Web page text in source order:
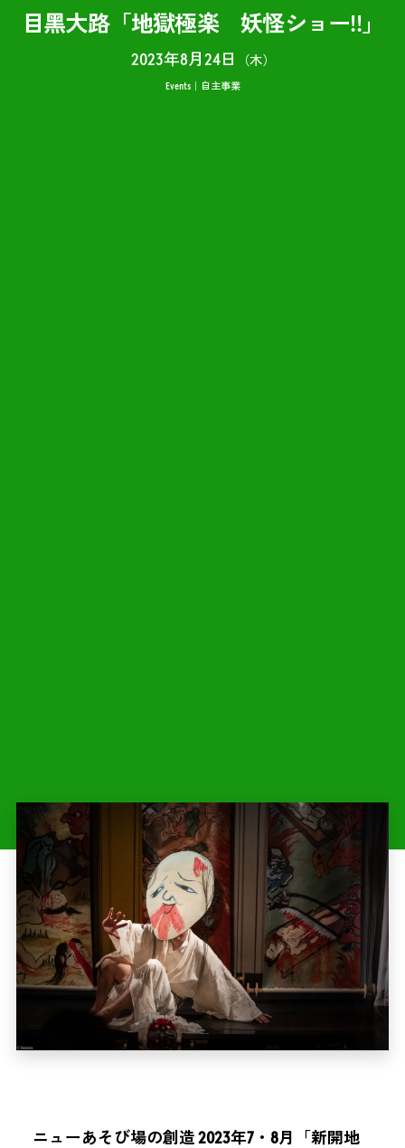
目黑大路「地獄極楽 妖怪ショー!!」
2023年8月24日 （木）
Events 自主事業
ニューあそび場の創造 2023年7・8月「新開地